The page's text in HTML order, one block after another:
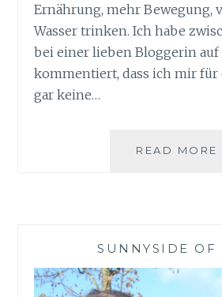
Ernährung, mehr Bewegung,
Wasser trinken. Ich habe
bei einer lieben Bloggerin auf
kommentiert, dass ich mir für
gar keine…
READ MORE
SUNNYSIDE OF